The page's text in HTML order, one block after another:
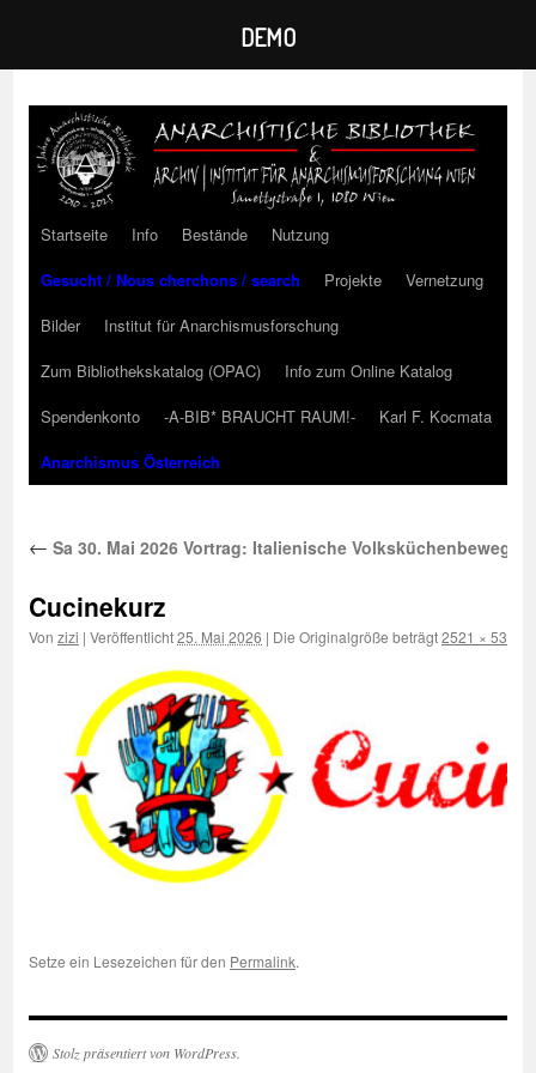
springen
Startseite Info Bestände
Nutzung
Gesucht / Nous cherchons / search
Projekte
Vernetzung
Bilder
Institut für Anarchismusforschung
Zum Bibliothekskatalog (OPAC)
Info zum Online Katalog
Spendenkonto
-A-BIB* BRAUCHT RAUM!-
Karl F. Kocmata
Anarchismus Österreich
← Sa 30. Mai 2026 Vortrag: Italienische
Cucinekurz
Von zizi | Veröffentlicht25. Mai 2026 | Die Originalgröße beträgt2521 × 532
Setze ein Lesezeichen für den Permalink.
Stolz präsentiert von WordPress.
DEMO